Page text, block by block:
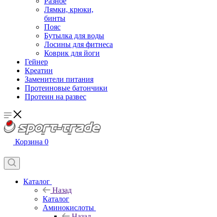
Лямки, крюки,
бинты
Пояс
Бутылка для воды
Лосины для фитнеса
Коврик для йоги
Гейнер
Креатин
Заменители питания
Протеиновые батончики
Протеин на развес
Корзина 0
Каталог
Назад
Каталог
Аминокислоты